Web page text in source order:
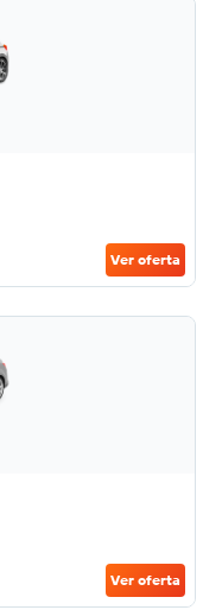
Ver oferta
Ver oferta